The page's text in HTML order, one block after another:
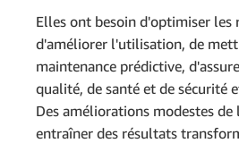
Elles ont besoin d'optimiser les
d'améliorer l'utilisation, de
maintenance prédictive,
qualité, de santé et de sécurité
Des améliorations modestes
entraîner des résultats